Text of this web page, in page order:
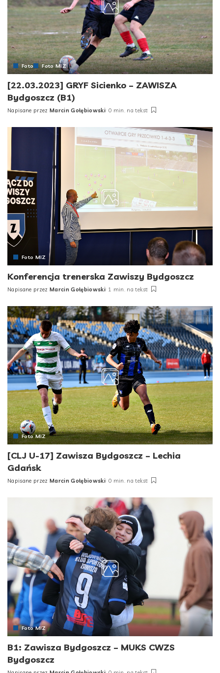
Foto Foto MIZ
[22.03.2023] GRYF Sicienko – ZAWISZA
Bydgoszcz (B1)
Posted
Napisane przez Marcin Gołębiowski 0 min. na tekst
Foto MIZ
Konferencja trenerska Zawiszy Bydgoszcz
Posted
Napisane przez Marcin Gołębiowski 1 min. na tekst
Foto MIZ
[CLJ U-17] Zawisza Bydgoszcz – Lechia
Gdańsk
Posted
Napisane przez Marcin Gołębiowski 0 min. na tekst
Foto MIZ
B1: Zawisza Bydgoszcz – MUKS CWZS
Bydgoszcz